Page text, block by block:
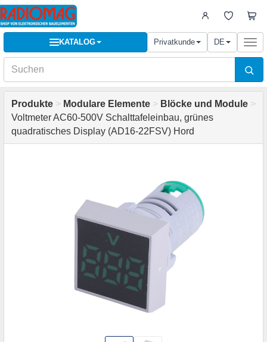
KATALOG Privatkunde DE
Produkte > Modulare Elemente > Blöcke und Module >
Voltmeter AC60-500V Schalttafeleinbau, grünes
quadratisches Display (AD16-22FSV) Hord